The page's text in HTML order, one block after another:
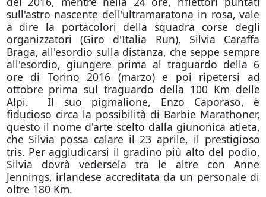
sull'astro nascente dell'ultramaratona in rosa, vale
a dire la portacolori della squadra corse degli
organizzatori (Giro d'Italia Run), Silvia Caraffa
Braga, all'esordio sulla distanza, che seppe sempre
all'esordio, giungere prima al traguardo della 6
ore di Torino 2016 (marzo) e poi ripetersi ad
ottobre prima sul traguardo della 100 Km delle
Alpi. Il suo pigmalione, Enzo Caporaso, è
fiducioso circa la possibilità di Barbie Marathoner,
questo il nome d'arte scelto dalla giunonica atleta,
che Silvia possa calare il 23 aprile, il prestigioso
tris. Per aggiudicarsi il gradino più alto del podio,
Silvia dovrà vedersela tra le altre con Anne
Jennings, irlandese accreditata da un personale di
oltre 180 Km.